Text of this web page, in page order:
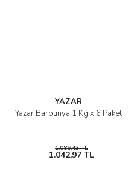
YAZAR
Yazar Barbunya 1 Kg x 6 Paket
1.086,43 TL
1.042,97 TL